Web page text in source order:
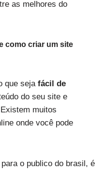
as melhores do
como criar um site
que seja fácil de
do seu site e
muitos
onde você pode
o publico do brasil, é